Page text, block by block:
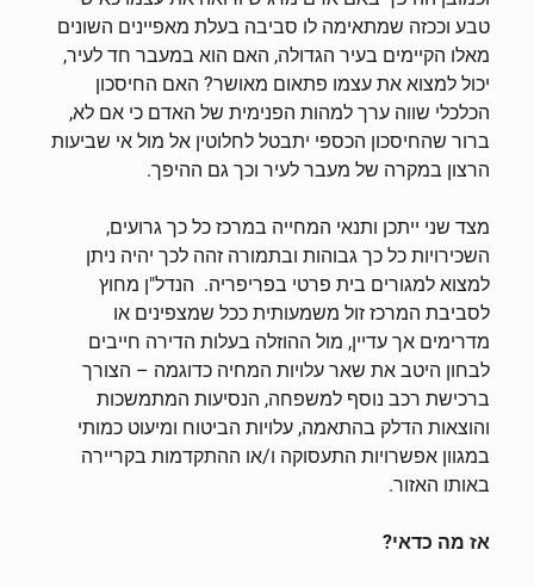
טבע וככזה שמתאימה לו סביבה בעלת מאפיינים השונים
מאלו הקיימים בעיר הגדולה, האם הוא במעבר חד לעיר,
יכול למצוא את עצמו פתאום מאושר? האם החיסכון
הכלכלי שווה ערך למהות הפנימית של האדם כי אם לא,
ברור שהחיסכון הכספי יתבטל לחלוטין אל מול אי שביעות
הרצון במקרה של מעבר לעיר וכך גם ההיפך.
מצד שני ייתכן ותנאי המחייה במרכז כל כך גרועים,
השכירויות כל כך גבוהות ובתמורה זהה לכך יהיה ניתן
למצוא למגורים בית פרטי בפריפריה. הנדל"ן מחוץ
לסביבת המרכז זול משמעותית ככל שמצפינים או
מדרימים אך עדיין, מול ההוזלה בעלות הדירה חייבים
לבחון היטב את שאר עלויות המחיה כדוגמה – הצורך
ברכישת רכב נוסף למשפחה, הנסיעות המתמשכות
והוצאות הדלק בהתאמה, עלויות הביטוח ומיעוט כמותי
במגוון אפשרויות התעסוקה ו/או ההתקדמות בקריירה
באותו האזור.
אז מה כדאי?